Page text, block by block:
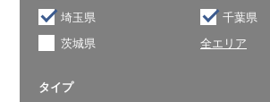
埼玉県
千葉県
茨城県
全エリア
タイプ